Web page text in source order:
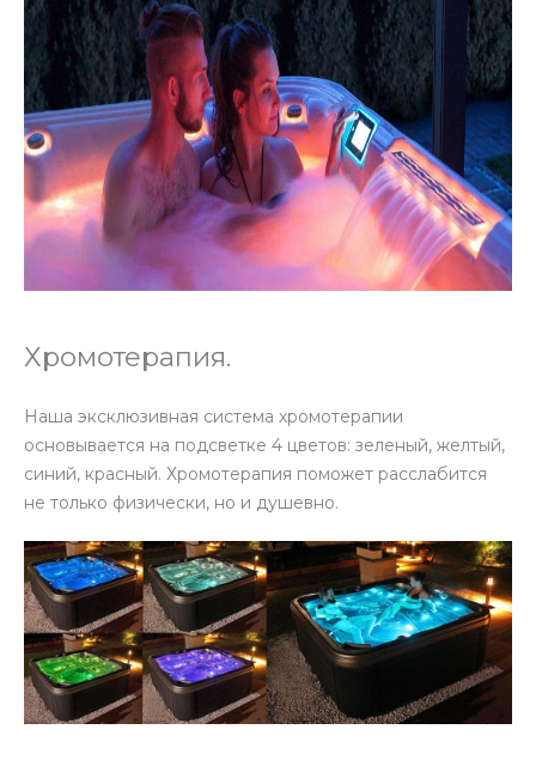
Хромотерапия.
Наша эксклюзивная система хромотерапии
основывается на подсветке 4 цветов: зеленый, желтый,
синий, красный. Хромотерапия поможет расслабится
не только физически, но и душевно.